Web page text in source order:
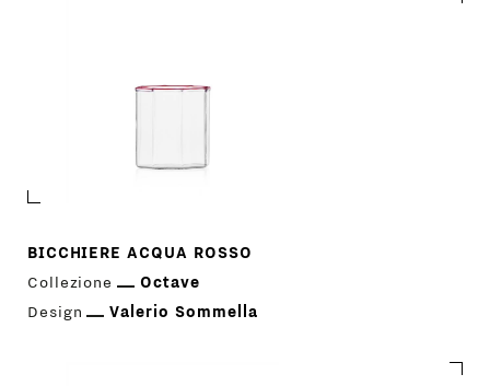
BICCHIERE ACQUA ROSSO
Collezione
Octave
Design
Valerio Sommella